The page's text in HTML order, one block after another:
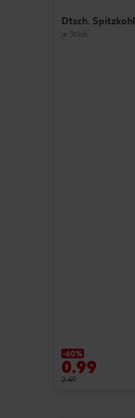
Dtsch. Spitzkohl
je Stück
-60%
0.99
2.49